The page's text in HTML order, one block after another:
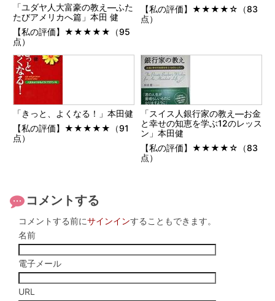
「ユダヤ人大富豪の教え―ふた
たびアメリカへ篇」本田 健
【私の評価】★★★★★（95
点）
【私の評価】★★★★☆（83
点）
「きっと、よくなる！」本田健
【私の評価】★★★★★（91
点）
「スイス人銀行家の教え―お金
と幸せの知恵を学ぶ12のレッス
ン」本田健
【私の評価】★★★★☆（83
点）
コメントする
コメントする前にサインインすることもできます。
名前
電子メール
URL